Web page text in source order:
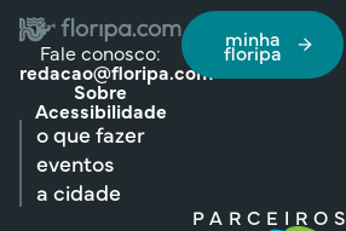
Fale conosco:
redacao@floripa.com
Sobre
Acessibilidade
minha
floripa
o que fazer
eventos
a cidade
PARCEIROS